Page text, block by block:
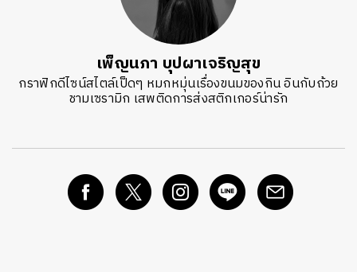
เพ็ญนภา บุปผาเจริญสุข
กราฟิกดีไซน์สไตล์เป็ดๆ หมกหมุ่นเรื่องขนมของกิน อินกับถ้วย
ชามเซรามิก เสพติดการส่งสติกเกอร์น่ารัก